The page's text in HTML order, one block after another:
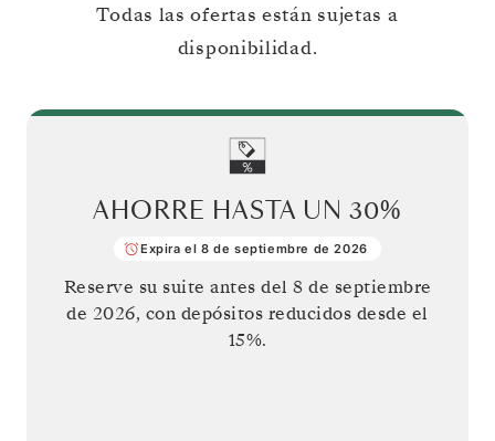
Todas las ofertas están sujetas a
disponibilidad.
AHORRE HASTA UN 30%
Expira el 8 de septiembre de 2026
Reserve su suite antes del 8 de septiembre
de 2026, con depósitos reducidos desde el
15%.